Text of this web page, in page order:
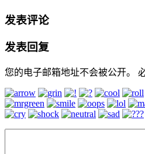
发表评论
发表回复
您的电子邮箱地址不会被公开。